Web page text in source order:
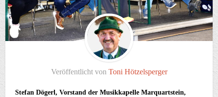
Veröffentlicht von Toni Hötzelsperger
Stefan Dögerl, Vorstand der Musikkapelle Marquartstein,